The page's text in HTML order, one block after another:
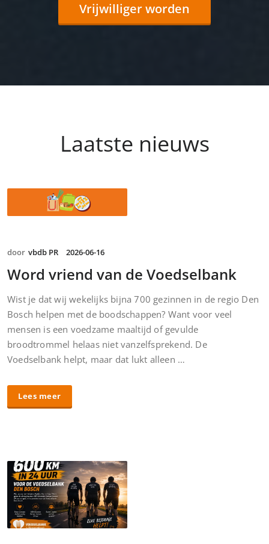
Vrijwilliger worden
Laatste nieuws
door vbdb PR 2026-06-16
Word vriend van de Voedselbank
Wist je dat wij wekelijks bijna 700 gezinnen in de regio Den
Bosch helpen met de boodschappen? Want voor veel
mensen is een voedzame maaltijd of gevulde
broodtrommel helaas niet vanzelfsprekend. De
Voedselbank helpt, maar dat lukt alleen …
Lees meer